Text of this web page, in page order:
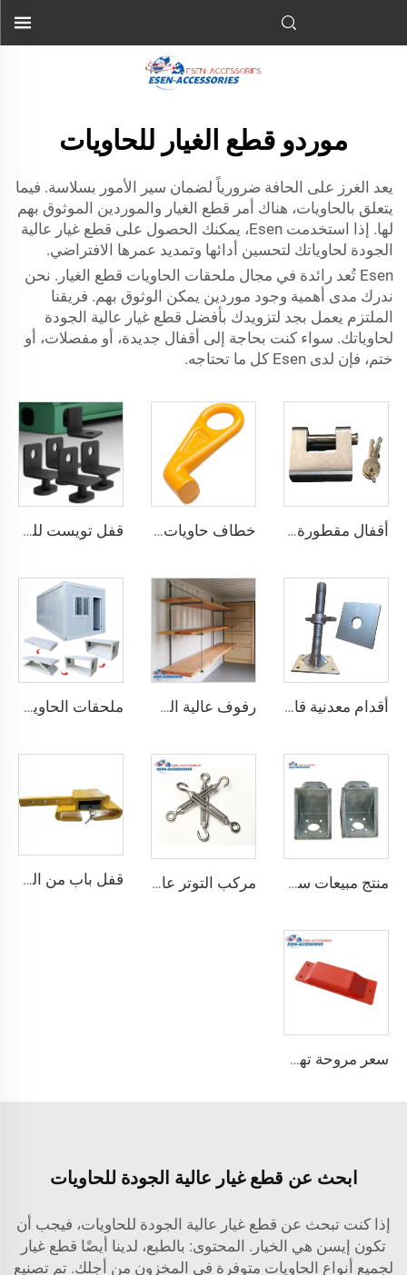
موردو قطع الغيار للحاويات
يعد الغرز على الحافة ضرورياً لضمان سير الأمور بسلاسة. فيما
يتعلق بالحاويات، هناك أمر قطع الغيار والموردين الموثوق بهم
لها. إذا استخدمت Esen، يمكنك الحصول على قطع غيار عالية
الجودة لحاوياتك لتحسين أدائها وتمديد عمرها الافتراضي.
Esen تُعد رائدة في مجال
ملحقات الحاويات قطع الغيار. نحن
ندرك مدى أهمية وجود موردين يمكن الوثوق بهم. فريقنا
الملتزم يعمل بجد لتزويدك بأفضل قطع غيار عالية الجودة
لحاوياتك. سواء كنت بحاجة إلى أقفال جديدة، أو مفصلات، أو
ختم، فإن لدى Esen كل ما تحتاجه.
أقفال مقطورة حاويات الشحن البحري شديدة التحمل من Squire، أقفال أمان عالية الأمان، مقاس قفل للحاويات خطاف حاويات المصنع من النوع المستقيم الأيسر/الأيمن مصنوع من سبائك الفولاذ لرفع الحاويات قفل تويست للحاويات الشحنية ISO من الأسفل ومن الجانب & قفل زاوية لتثبيت البضائع
أقدام معدنية قابلة للتعديل لتسوية حاويات الشحن الثقيلة من 75 مم حتى 260 مم بسعة تحمل 12000 كجم رفوف عالية الجودة لحاويات الشحن تعليق رفوف لحاويات الشحن البحرية ملحقات الحاوية المصنوعة في الصين مستقرة وجودتها عالية، منزل حاوية قابل للطي مسبقاً
منتج مبيعات ساخنة معدات ربط حاوية الزاوية القفل مركب التوتر عالي الجودة القياسية وفقًا لمعيار ISO للحاويات قفل باب من الصلب المقوى درجة أمان أفضل قفل شحن حاوية مع 4 مفاتيح
سعر مروحة تهوية الحاويات مروحة عادم حاويات الشحن
ابحث عن قطع غيار عالية الجودة للحاويات
إذا كنت تبحث عن قطع غيار عالية الجودة للحاويات، فيجب أن
تكون إيسن هي الخيار. المحتوى: بالطبع، لدينا أيضًا قطع غيار
لجميع أنواع الحاويات متوفرة في المخزون من أجلك. تم تصنيع